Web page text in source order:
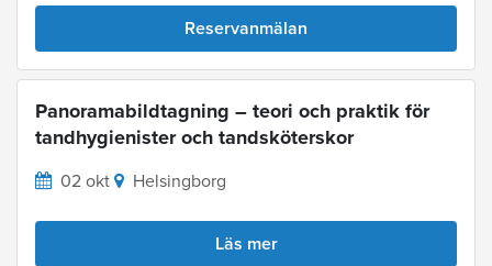
Reservanmälan
Panoramabildtagning – teori och praktik för
tandhygienister och tandsköterskor
02 okt Helsingborg
Läs mer